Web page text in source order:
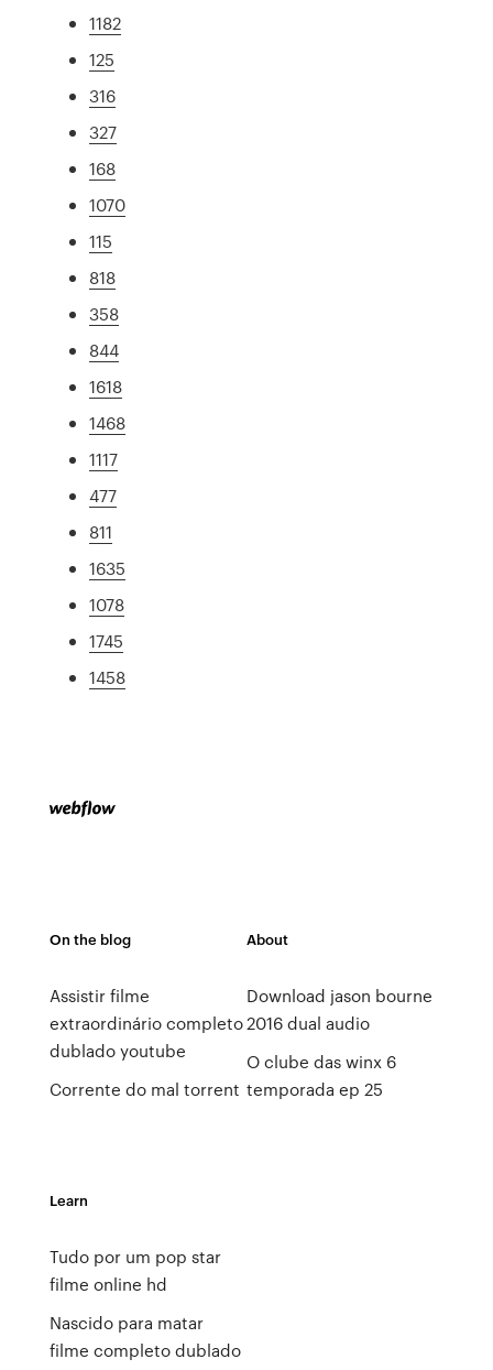
1182
125
316
327
168
1070
115
818
358
844
1618
1468
1117
477
811
1635
1078
1745
1458
On the blog
Assistir filme
extraordinário completo
dublado youtube
Corrente do mal torrent
About
Download jason bourne
2016 dual audio
O clube das winx 6
temporada ep 25
Learn
Tudo por um pop star
filme online hd
Nascido para matar
filme completo dublado